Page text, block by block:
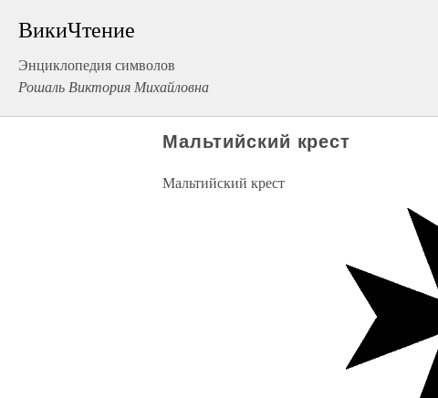
ВикиЧтение
Энциклопедия символов
Рошаль Виктория Михайловна
Мальтийский крест
Мальтийский крест